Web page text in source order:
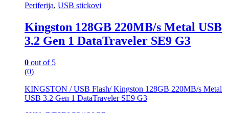
Periferija, USB stickovi
Kingston 128GB 220MB/s Metal USB
3.2 Gen 1 DataTraveler SE9 G3
0 out of 5
(0)
KINGSTON / USB Flash/ Kingston 128GB 220MB/s Metal
USB 3.2 Gen 1 DataTraveler SE9 G3